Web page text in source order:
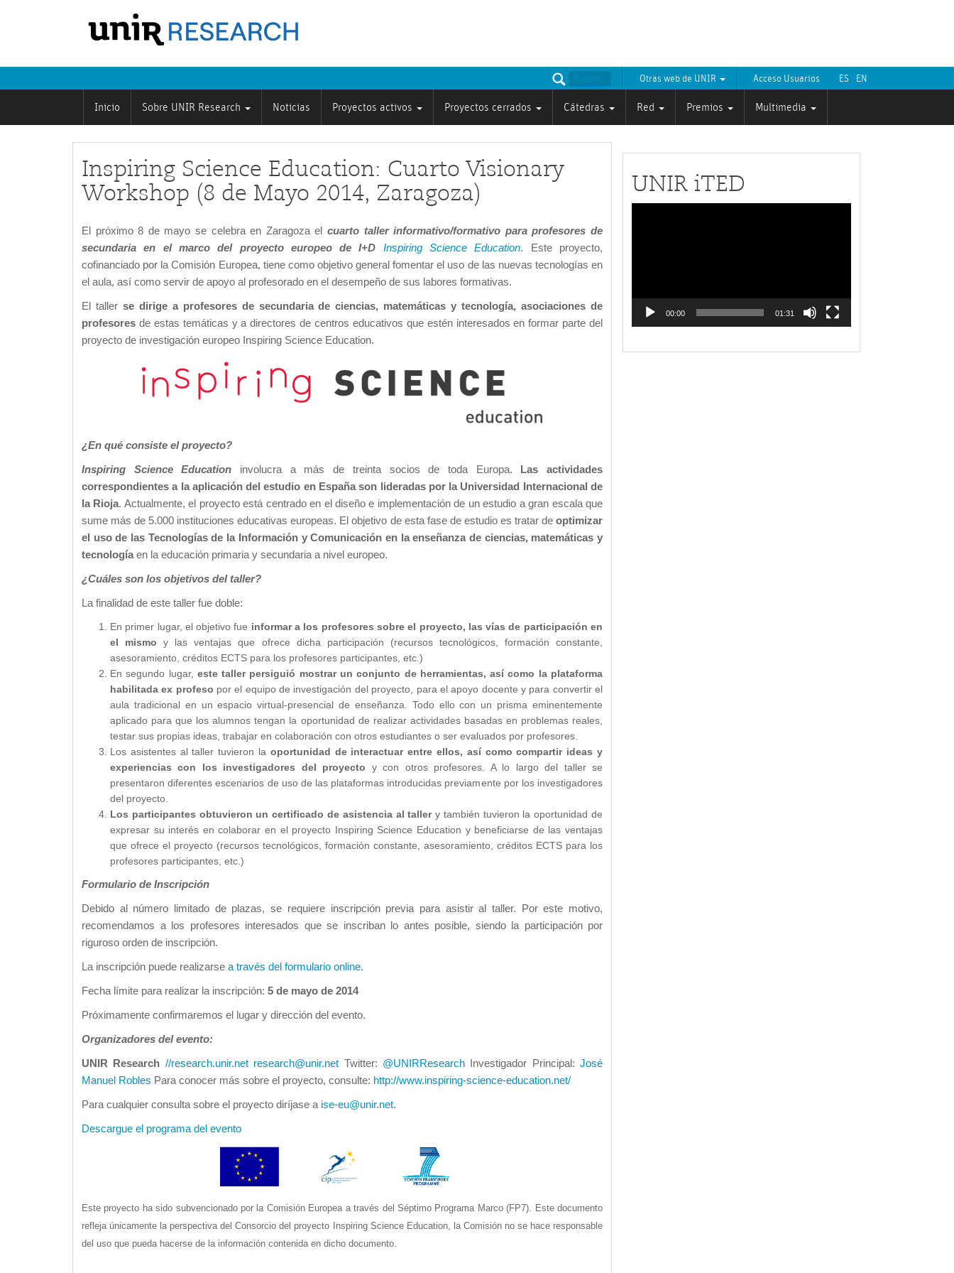
ES EN
Acceso Usuarios
Otras web de UNIR
Inicio Sobre UNIR Research Noticias Proyectos activos Proyectos cerrados Cátedras Red Premios Multimedia
Inspiring Science Education: Cuarto Visionary
Workshop (8 de Mayo 2014, Zaragoza)
El próximo 8 de mayo se celebra en Zaragoza el cuarto taller informativo/formativo para profesores de
secundaria en el marco del proyecto europeo de I+D Inspiring Science Education. Este proyecto,
cofinanciado por la Comisión Europea, tiene como objetivo general fomentar el uso de las nuevas tecnologías en
el aula, así como servir de apoyo al profesorado en el desempeño de sus labores formativas.
El taller se dirige a profesores de secundaria de ciencias, matemáticas y tecnología, asociaciones de
profesores de estas temáticas y a directores de centros educativos que estén interesados en formar parte del
proyecto de investigación europeo Inspiring Science Education.
¿En qué consiste el proyecto?
Inspiring Science Education involucra a más de treinta socios de toda Europa.
Las actividades
correspondientes a la aplicación del estudio en España son lideradas por la Universidad Internacional de
la Rioja. Actualmente, el proyecto está centrado en el diseño e implementación de un estudio a gran escala que
sume más de 5.000 instituciones educativas europeas. El objetivo de esta fase de estudio es tratar de optimizar
el uso de las Tecnologías de la Información y Comunicación en la enseñanza de ciencias, matemáticas y
tecnologíaen la educación primaria y secundaria a nivel europeo.
¿Cuáles son los objetivos del taller?
La finalidad de este taller fue doble:
En primer lugar, el objetivo fue informar a los profesores sobre el proyecto, las vías de participación en
el mismo y las ventajas que ofrece dicha participación (recursos tecnológicos, formación constante,
asesoramiento, créditos ECTS para los profesores participantes, etc.)
En segundo lugar, este taller persiguió mostrar un conjunto de herramientas, así como la plataforma
habilitada ex profeso por el equipo de investigación del proyecto, para el apoyo docente y para convertir el
aula tradicional en un espacio virtual-presencial de enseñanza. Todo ello con un prisma eminentemente
aplicado para que los alumnos tengan la oportunidad de realizar actividades basadas en problemas reales,
testar sus propias ideas, trabajar en colaboración con otros estudiantes o ser evaluados por profesores.
Los asistentes al taller tuvieron la oportunidad de interactuar entre ellos, así como compartir ideas y
experiencias con los investigadores del proyecto y con otros profesores. A lo largo del taller se
presentaron diferentes escenarios de uso de las plataformas introducidas previamente por los investigadores
del proyecto.
Los participantes obtuvieron un certificado de asistencia al tallery también tuvieron la oportunidad de
expresar su interés en colaborar en el proyecto Inspiring Science Education y beneficiarse de las ventajas
que ofrece el proyecto (recursos tecnológicos, formación constante, asesoramiento, créditos ECTS para los
profesores participantes, etc.)
Formulario de Inscripción
Debido al número limitado de plazas, se requiere inscripción previa para asistir al taller. Por este motivo,
recomendamos a los profesores interesados que se inscriban lo antes posible, siendo la participación por
riguroso orden de inscripción.
La inscripción puede realizarse a través del formulario online.
Fecha límite para realizar la inscripción: 5 de mayo de 2014
Próximamente confirmaremos el lugar y dirección del evento.
Organizadores del evento:
UNIR Research //research.unir.net research@unir.net Twitter: @UNIRResearchInvestigador Principal: José
Manuel Robles Para conocer más sobre el proyecto, consulte: http://www.inspiring-science-education.net/
Para cualquier consulta sobre el proyecto diríjase a ise-eu@unir.net.
Descargue el programa del evento
Este proyecto ha sido subvencionado por la Comisión Europea a través del Séptimo Programa Marco (FP7). Este documento
refleja únicamente la perspectiva del Consorcio del proyecto Inspiring Science Education, la Comisión no se hace responsable
del uso que pueda hacerse de la información contenida en dicho documento.
UNIR iTED
00:00 01:31